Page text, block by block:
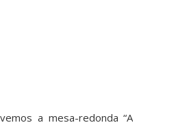
a mesa-redonda “A